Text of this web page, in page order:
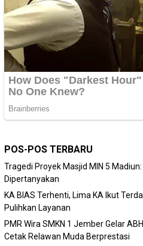
POS-POS TERBARU
Tragedi Proyek Masjid MIN 5
Dipertanyakan
KA BIAS Terhenti, Lima KA Ikut
Pulihkan Layanan
PMR Wira SMKN 1 Jember Gelar
Cetak Relawan Muda Berprestasi